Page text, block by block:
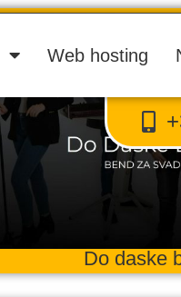
Web hosting
Do daske